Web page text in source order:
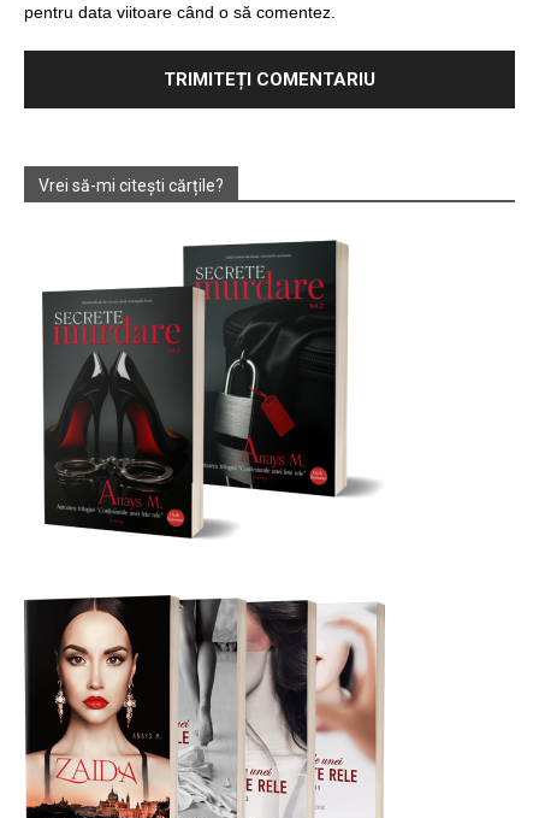
pentru data viitoare când o să comentez.
Vrei să-mi citești cărțile?